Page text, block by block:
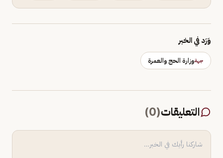
وَرَد في الخبر
جهةوزارة الحج والعمرة
التعليقات(
0
)